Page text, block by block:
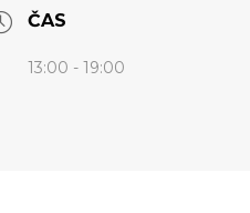
ČAS
13:00 - 19:00